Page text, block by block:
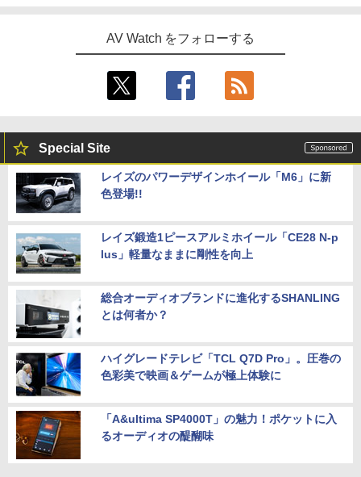
AV Watch をフォローする
Special Site
レイズのパワーデザインホイール「M6」に新
色登場!!
レイズ鍛造1ピースアルミホイール「CE28 N-p
lus」軽量なままに剛性を向上
総合オーディオブランドに進化するSHANLING
とは何者か？
ハイグレードテレビ「TCL Q7D Pro」。圧巻の
色彩美で映画＆ゲームが極上体験に
「A&ultima SP4000T」の魅力！ポケットに入
るオーディオの醍醐味